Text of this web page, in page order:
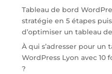
Tableau de bord
stratégie en 5 étapes
d’optimiser un tableau
À qui s’adresser pour un
WordPress Lyon avec 10
?